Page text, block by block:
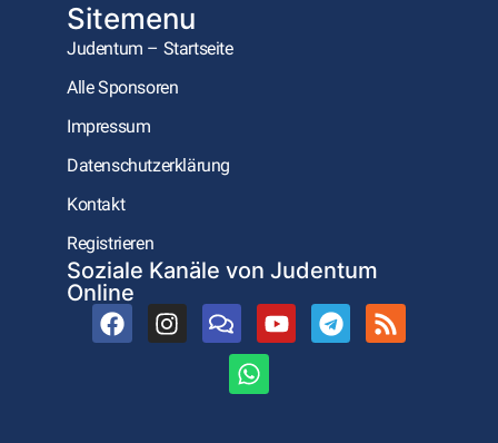
Sitemenu
Judentum – Startseite
Alle Sponsoren
Impressum
Datenschutzerklärung
Kontakt
Registrieren
Soziale Kanäle von Judentum
Online